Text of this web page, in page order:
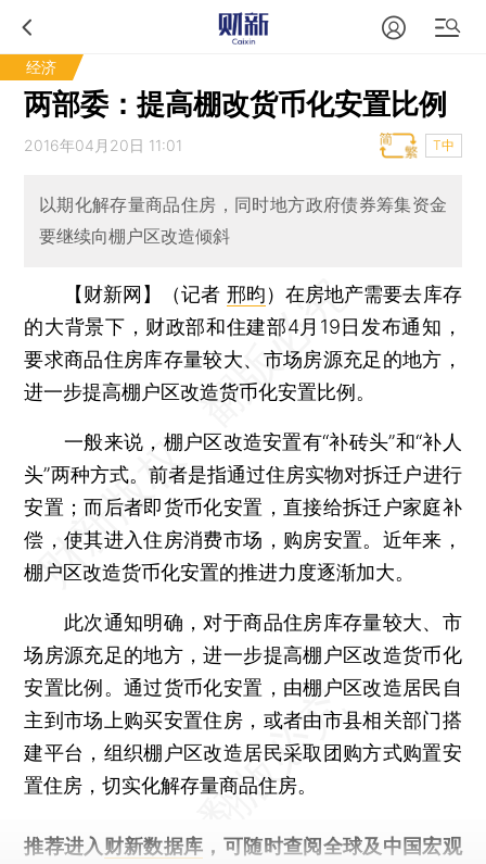
经济
两部委：提高棚改货币化安置比例
2016年04月20日 11:01 T中
以期化解存量商品住房，同时地方政府债券筹集资金
要继续向棚户区改造倾斜
【财新网】（记者 邢昀） 在房地产需要去库存
的大背景下，财政部和住建部4月19日发布通知，
要求商品住房库存量较大、市场房源充足的地方，
进一步提高棚户区改造货币化安置比例。
一般来说，棚户区改造安置有“补砖头”和“补人
头”两种方式。前者是指通过住房实物对拆迁户进行
安置；而后者即货币化安置，直接给拆迁户家庭补
偿，使其进入住房消费市场，购房安置。近年来，
棚户区改造货币化安置的推进力度逐渐加大。
此次通知明确，对于商品住房库存量较大、市
场房源充足的地方，进一步提高棚户区改造货币化
安置比例。通过货币化安置，由棚户区改造居民自
主到市场上购买安置住房，或者由市县相关部门搭
建平台，组织棚户区改造居民采取团购方式购置安
置住房，切实化解存量商品住房。
推荐进入 财新数据库 ，可随时查阅全球及中国宏观